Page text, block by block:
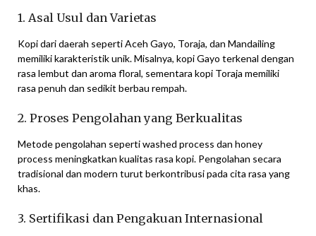
1. Asal Usul dan Varietas
Kopi dari daerah seperti Aceh Gayo, Toraja, dan Mandailing
memiliki karakteristik unik. Misalnya, kopi Gayo terkenal dengan
rasa lembut dan aroma floral, sementara kopi Toraja memiliki
rasa penuh dan sedikit berbau rempah.
2. Proses Pengolahan yang Berkualitas
Metode pengolahan seperti washed process dan honey
process meningkatkan kualitas rasa kopi. Pengolahan secara
tradisional dan modern turut berkontribusi pada cita rasa yang
khas.
3. Sertifikasi dan Pengakuan Internasional